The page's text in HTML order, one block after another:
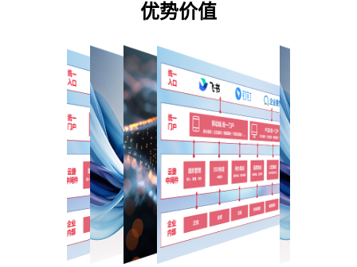
优势价值